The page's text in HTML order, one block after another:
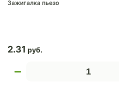
Зажигалка пьезо
2.31